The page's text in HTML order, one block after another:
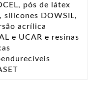
pós de látex
silicones DOWSIL,
acrílica
e UCAR e resinas